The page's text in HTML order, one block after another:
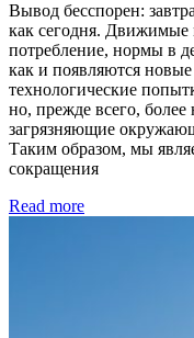
Вывод бесспорен:
как сегодня. Движимые
потребление, нормы в
как и появляются
технологические
но, прежде всего,
загрязняющие
Таким образом, мы
сокращения
Read more